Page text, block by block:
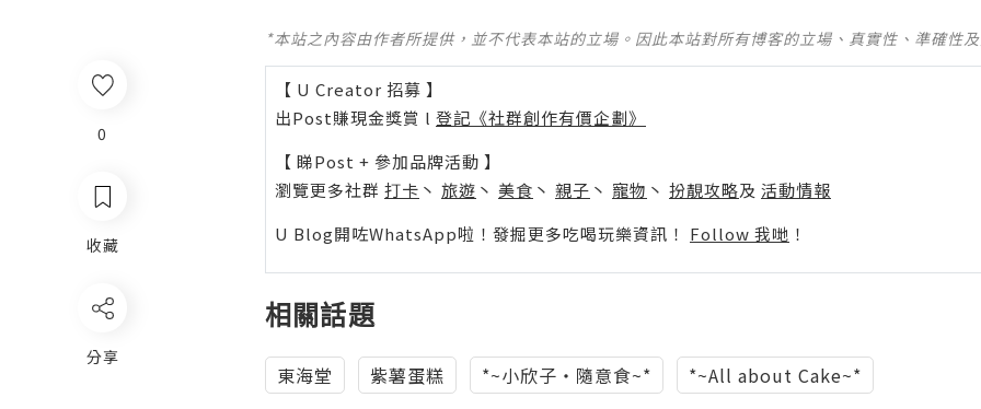
0
收藏
分享
*本站之內容由作者所提供，並不代表本站的立場。因此本站對所有博客的立場、真實性、準確性
【 U Creator 招募 】
出Post賺現金獎賞 l 登記《社群創作有價企劃》
【 睇Post + 參加品牌活動 】
瀏覽更多社群 打卡 丶 旅遊 丶 美食 丶 親子 丶 寵物 丶 扮靚攻略及 活動情報
U Blog開咗WhatsApp啦！發掘更多吃喝玩樂資訊！ Follow 我哋 ！
相關話題
東海堂 紫薯蛋糕 *~小欣子‧隨意食~* *~All about Cake~*